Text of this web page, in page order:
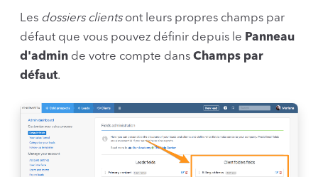
Les dossiers clientsont leurs propres champs par
défaut que vous pouvez définir depuis le Panneau
d'admin de votre compte dans Champs par
défaut.